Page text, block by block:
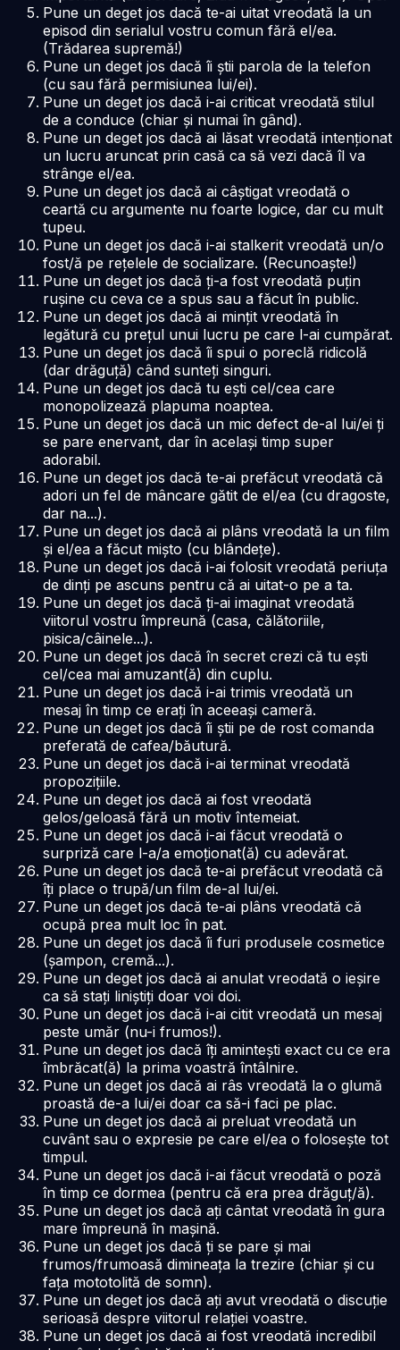
Pune un deget jos dacă te-ai uitat vreodată la un
episod din serialul vostru comun fără el/ea.
(Trădarea supremă!)
Pune un deget jos dacă îi știi parola de la telefon
(cu sau fără permisiunea lui/ei).
Pune un deget jos dacă i-ai criticat vreodată stilul
de a conduce (chiar și numai în gând).
Pune un deget jos dacă ai lăsat vreodată intenționat
un lucru aruncat prin casă ca să vezi dacă îl va
strânge el/ea.
Pune un deget jos dacă ai câștigat vreodată o
ceartă cu argumente nu foarte logice, dar cu mult
tupeu.
Pune un deget jos dacă i-ai stalkerit vreodată un/o
fost/ă pe rețelele de socializare. (Recunoaște!)
Pune un deget jos dacă ți-a fost vreodată puțin
rușine cu ceva ce a spus sau a făcut în public.
Pune un deget jos dacă ai mințit vreodată în
legătură cu prețul unui lucru pe care l-ai cumpărat.
Pune un deget jos dacă îi spui o poreclă ridicolă
(dar drăguță) când sunteți singuri.
Pune un deget jos dacă tu ești cel/cea care
monopolizează plapuma noaptea.
Pune un deget jos dacă un mic defect de-al lui/ei ți
se pare enervant, dar în același timp super
adorabil.
Pune un deget jos dacă te-ai prefăcut vreodată că
adori un fel de mâncare gătit de el/ea (cu dragoste,
dar na...).
Pune un deget jos dacă ai plâns vreodată la un film
și el/ea a făcut mișto (cu blândețe).
Pune un deget jos dacă i-ai folosit vreodată periuța
de dinți pe ascuns pentru că ai uitat-o pe a ta.
Pune un deget jos dacă ți-ai imaginat vreodată
viitorul vostru împreună (casa, călătoriile,
pisica/câinele...).
Pune un deget jos dacă în secret crezi că tu ești
cel/cea mai amuzant(ă) din cuplu.
Pune un deget jos dacă i-ai trimis vreodată un
mesaj în timp ce erați în aceeași cameră.
Pune un deget jos dacă îi știi pe de rost comanda
preferată de cafea/băutură.
Pune un deget jos dacă i-ai terminat vreodată
propozițiile.
Pune un deget jos dacă ai fost vreodată
gelos/geloasă fără un motiv întemeiat.
Pune un deget jos dacă i-ai făcut vreodată o
surpriză care l-a/a emoționat(ă) cu adevărat.
Pune un deget jos dacă te-ai prefăcut vreodată că
îți place o trupă/un film de-al lui/ei.
Pune un deget jos dacă te-ai plâns vreodată că
ocupă prea mult loc în pat.
Pune un deget jos dacă îi furi produsele cosmetice
(șampon, cremă...).
Pune un deget jos dacă ai anulat vreodată o ieșire
ca să stați liniștiți doar voi doi.
Pune un deget jos dacă i-ai citit vreodată un mesaj
peste umăr (nu-i frumos!).
Pune un deget jos dacă îți amintești exact cu ce era
îmbrăcat(ă) la prima voastră întâlnire.
Pune un deget jos dacă ai râs vreodată la o glumă
proastă de-a lui/ei doar ca să-i faci pe plac.
Pune un deget jos dacă ai preluat vreodată un
cuvânt sau o expresie pe care el/ea o folosește tot
timpul.
Pune un deget jos dacă i-ai făcut vreodată o poză
în timp ce dormea (pentru că era prea drăguț/ă).
Pune un deget jos dacă ați cântat vreodată în gura
mare împreună în mașină.
Pune un deget jos dacă ți se pare și mai
frumos/frumoasă dimineața la trezire (chiar și cu
fața mototolită de somn).
Pune un deget jos dacă ați avut vreodată o discuție
serioasă despre viitorul relației voastre.
Pune un deget jos dacă ai fost vreodată incredibil